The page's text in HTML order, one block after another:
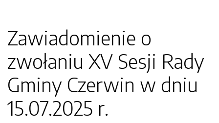
Zawiadomienie o
zwołaniu XV Sesji Rady
Gminy Czerwin w dniu
15.07.2025 r.